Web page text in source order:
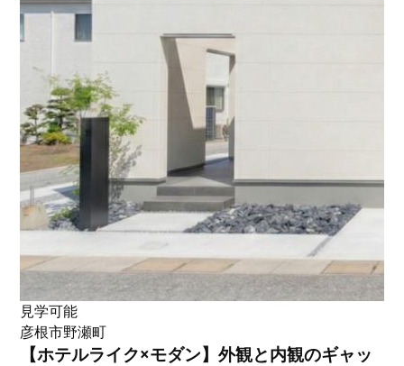
見学可能
彦根市野瀬町
【ホテルライク×モダン】外観と内観のギャッ